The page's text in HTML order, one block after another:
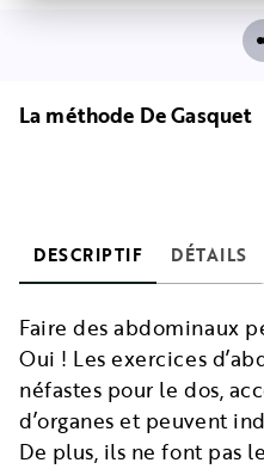
La méthode De Gasquet
DESCRIPTIF DÉTAILS
Faire des abdominaux
Oui ! Les exercices
néfastes pour le dos,
d’organes et peuvent
De plus, ils ne font pas